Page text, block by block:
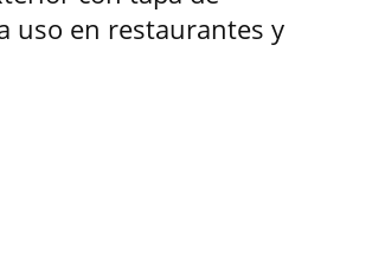
uso en restaurantes y